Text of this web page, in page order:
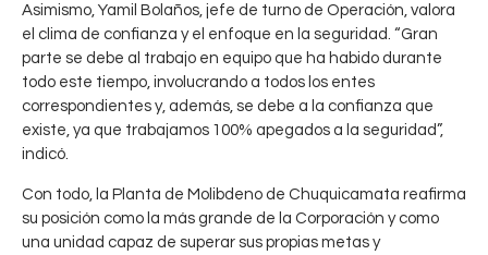
Asimismo, Yamil Bolaños, jefe de turno de Operación, valora
el clima de confianza y el enfoque en la seguridad. “Gran
parte se debe al trabajo en equipo que ha habido durante
todo este tiempo, involucrando a todos los entes
correspondientes y, además, se debe a la confianza que
existe, ya que trabajamos 100% apegados a la seguridad”,
indicó.
Con todo, la Planta de Molibdeno de Chuquicamata reafirma
su posición como la más grande de la Corporación y como
una unidad capaz de superar sus propias metas y
CHUQUICAMATA
,CODELCO
o
d
e
g
a
“
K
m
6
”
o
:
C
h
u
q
i
c